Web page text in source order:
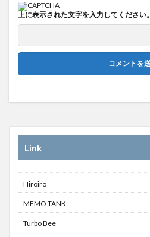
上に表示された文字を入力してください。
Link
Hiroiro
MEMO TANK
Turbo Bee